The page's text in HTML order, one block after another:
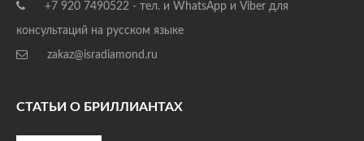
+7 920 7490522 - тел. и WhatsApp и Viber для
консультаций на русском языке
zakaz@isradiamond.ru
СТАТЬИ О БРИЛЛИАНТАХ